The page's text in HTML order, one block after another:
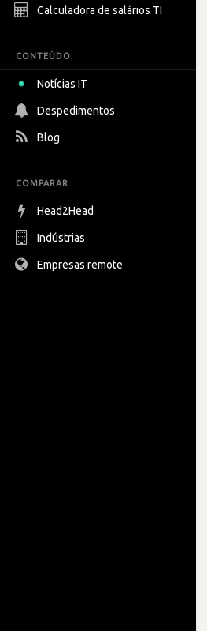
Calculadora de salários TI
CONTEÚDO
Notícias IT
Despedimentos
Blog
COMPARAR
Head2Head
Indústrias
Empresas remote